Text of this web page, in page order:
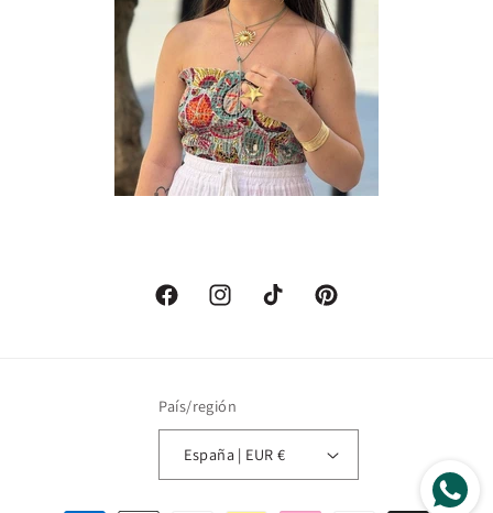
FacebookInstagramTikTok Pinterest
País/región
España | EUR €